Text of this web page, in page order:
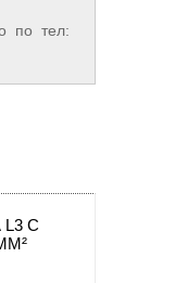
по тел:
С